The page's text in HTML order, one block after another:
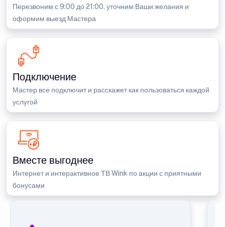
Перезвоним с 9:00 до 21:00, уточним Ваши желания и
оформим выезд Мастера
Подключение
Мастер все подключит и расскажет как пользоваться каждой
услугой
Вместе выгоднее
Интернет и интерактивное ТВ Wink по акции с приятными
бонусами